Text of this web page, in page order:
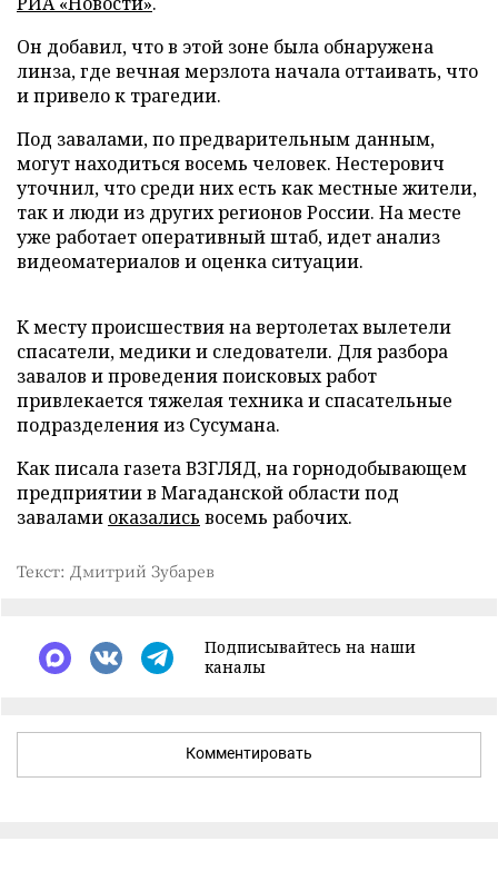
Он добавил, что в этой зоне была обнаружена
линза, где вечная мерзлота начала оттаивать, что
и привело к трагедии.
Под завалами, по предварительным данным,
могут находиться восемь человек. Нестерович
уточнил, что среди них есть как местные жители,
так и люди из других регионов России. На месте
уже работает оперативный штаб, идет анализ
видеоматериалов и оценка ситуации.
К месту происшествия на вертолетах вылетели
спасатели, медики и следователи. Для разбора
завалов и проведения поисковых работ
привлекается тяжелая техника и спасательные
подразделения из Сусумана.
Как писала газета ВЗГЛЯД, на горнодобывающем
предприятии в Магаданской области под
завалами оказались восемь рабочих.
Текст: Дмитрий Зубарев
Подписывайтесь на наши
каналы
Комментировать